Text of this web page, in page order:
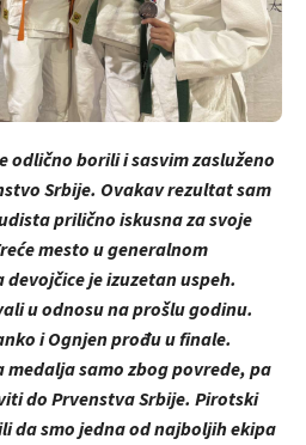
odlično borili i sasvim zasluženo
Srbije. Ovakav rezultat sam
prilično iskusna za svoje
mesto u generalnom
je izuzetan uspeh.
u odnosu na prošlu godinu.
i Ognjen prođu u finale.
samo zbog povrede, pa
do Prvenstva Srbije. Pirotski
da smo jedna od najboljih ekipa